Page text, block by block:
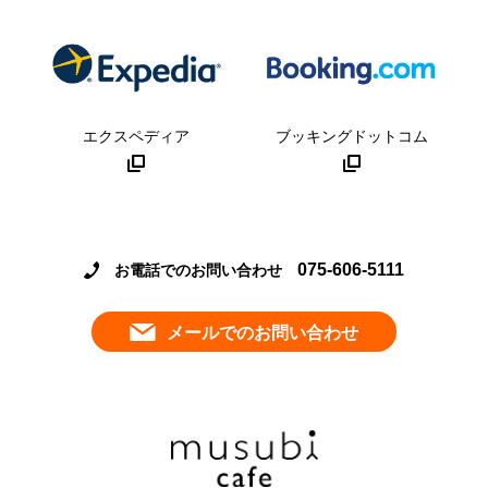
エクスペディア ブッキングドットコム
お電話でのお問い合わせ 075-606-5111
メールでのお問い合わせ